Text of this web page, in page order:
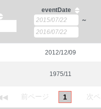
eventDate
～
2012/12/09
1975/11
1